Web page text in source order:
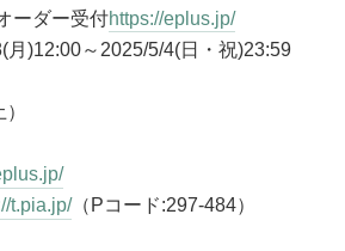
ーダー受付https://eplus.jp/
月)12:00～2025/5/4(日・祝)23:59
t.pia.jp/ （Pコード:297-484）